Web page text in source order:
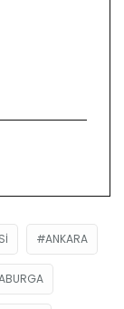
ANKARA